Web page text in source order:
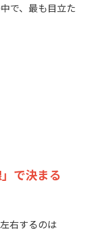
で、最も目立た
で決まる
右するのは